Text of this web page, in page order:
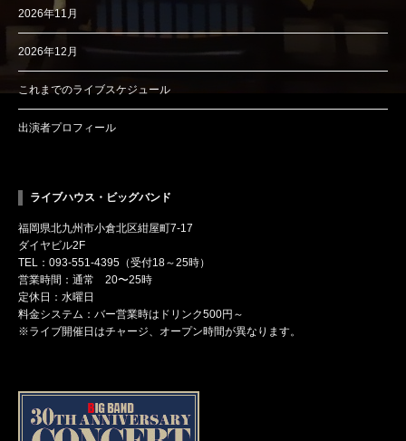
2026年11月
2026年12月
これまでのライブスケジュール
出演者プロフィール
ライブハウス・ビッグバンド
福岡県北九州市小倉北区紺屋町7-17
ダイヤビル2F
TEL：093-551-4395（受付18～25時）
営業時間：通常 20〜25時
定休日：水曜日
料金システム：バー営業時はドリンク500円～
※ライブ開催日はチャージ、オープン時間が異なります。